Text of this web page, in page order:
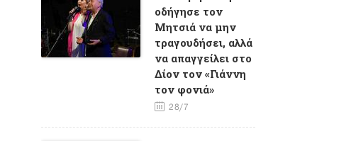
οδήγησε τον
Μητσιά να μην
τραγουδήσει, αλλά
να απαγγείλει στο
Δίον τον «Γιάννη
τον φονιά»
28/7